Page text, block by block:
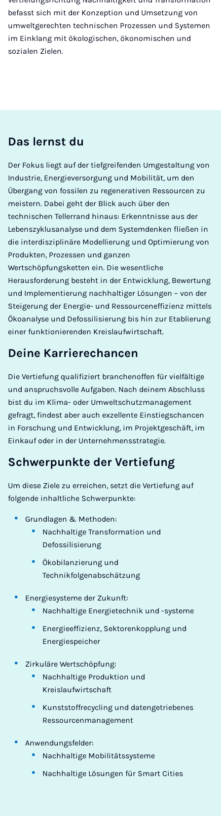
befasst sich mit der Konzeption und Umsetzung von
umweltgerechten technischen Prozessen und Systemen
im Einklang mit ökologischen, ökonomischen und
sozialen Zielen.
Das lernst du
Der Fokus liegt auf der tiefgreifenden Umgestaltung von
Industrie, Energieversorgung und Mobilität, um den
Übergang von fossilen zu regenerativen Ressourcen zu
meistern. Dabei geht der Blick auch über den
technischen Tellerrand hinaus: Erkenntnisse aus der
Lebenszyklusanalyse und dem Systemdenken fließen in
die interdisziplinäre Modellierung und Optimierung von
Produkten, Prozessen und ganzen
Wertschöpfungsketten ein. Die wesentliche
Herausforderung besteht in der Entwicklung, Bewertung
und Implementierung nachhaltiger Lösungen – von der
Steigerung der Energie- und Ressourceneffizienz mittels
Ökoanalyse und Defossilisierung bis hin zur Etablierung
einer funktionierenden Kreislaufwirtschaft.
Deine Karrierechancen
Die Vertiefung qualifiziert branchenoffen für vielfältige
und anspruchsvolle Aufgaben. Nach deinem Abschluss
bist du im Klima- oder Umweltschutzmanagement
gefragt, findest aber auch exzellente Einstiegschancen
in Forschung und Entwicklung, im Projektgeschäft, im
Einkauf oder in der Unternehmensstrategie.
Schwerpunkte der Vertiefung
Um diese Ziele zu erreichen, setzt die Vertiefung auf
folgende inhaltliche Schwerpunkte:
Grundlagen & Methoden:
Nachhaltige Transformation und
Defossilisierung
Ökobilanzierung und
Technikfolgenabschätzung
Energiesysteme der Zukunft:
Nachhaltige Energietechnik und -systeme
Energieeffizienz, Sektorenkopplung und
Energiespeicher
Zirkuläre Wertschöpfung:
Nachhaltige Produktion und
Kreislaufwirtschaft
Kunststoffrecycling und datengetriebenes
Ressourcenmanagement
Anwendungsfelder:
Nachhaltige Mobilitätssysteme
Nachhaltige Lösungen für Smart Cities